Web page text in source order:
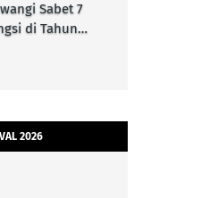
Sabet 7
di Tahun
2026